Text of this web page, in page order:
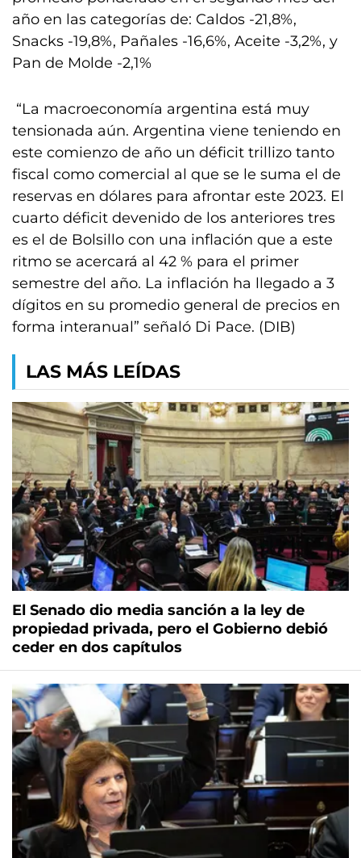
año en las categorías de: Caldos -21,8%,
Snacks -19,8%, Pañales -16,6%, Aceite -3,2%, y
Pan de Molde -2,1%
“La macroeconomía argentina está muy
tensionada aún. Argentina viene teniendo en
este comienzo de año un déficit trillizo tanto
fiscal como comercial al que se le suma el de
reservas en dólares para afrontar este 2023. El
cuarto déficit devenido de los anteriores tres
es el de Bolsillo con una inflación que a este
ritmo se acercará al 42 % para el primer
semestre del año. La inflación ha llegado a 3
dígitos en su promedio general de precios en
forma interanual” señaló Di Pace. (DIB)
LAS MÁS LEÍDAS
El Senado dio media sanción a la ley de
propiedad privada, pero el Gobierno debió
ceder en dos capítulos